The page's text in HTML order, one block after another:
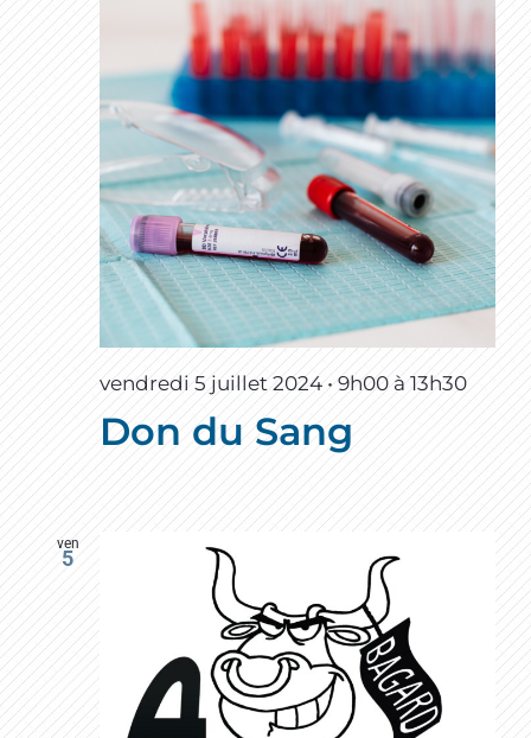
vendredi 5 juillet 2024 • 9h00 à 13h30
Don du Sang
ven
5